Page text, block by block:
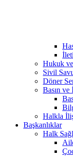
Hukuk
Sivil
Döner
Basın
Halkla
Başkanlıklar
Halk